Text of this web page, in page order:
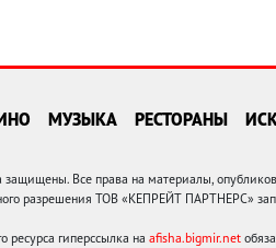
МУЗЫКА РЕСТОРАНЫ
Все права на материалы,
разрешения ТОВ «КЕПРЕЙТ ПАРТНЕРС»
гиперссылка на afisha.bigmir.net